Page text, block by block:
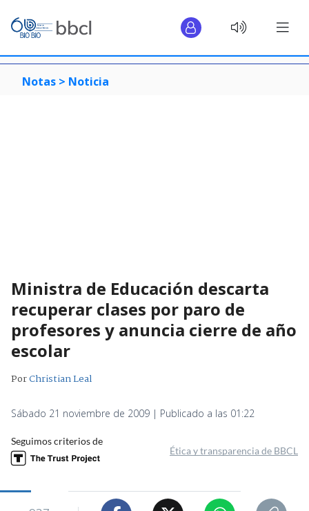
Notas > Noticia
Ministra de Educación descarta
recuperar clases por paro de
profesores y anuncia cierre de año
escolar
PorChristian Leal
Sábado 21 noviembre de 2009 | Publicado a las 01:22
Seguimos criterios de
Ética y transparencia de BBCL